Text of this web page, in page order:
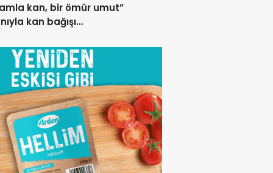
kan, bir ömür umut”
kan bağışı